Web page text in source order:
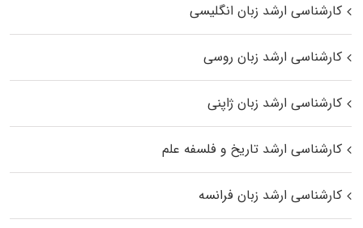
کارشناسی ارشد زبان انگلیسی
کارشناسی ارشد زبان روسی
کارشناسی ارشد زبان ژاپنی
کارشناسی ارشد تاریخ و فلسفه علم
کارشناسی ارشد زبان فرانسه